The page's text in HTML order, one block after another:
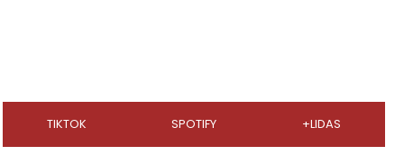
TIKTOK SPOTIFY +LIDAS